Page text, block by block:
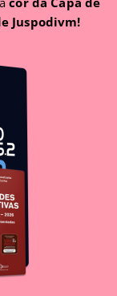
Juspodivm!